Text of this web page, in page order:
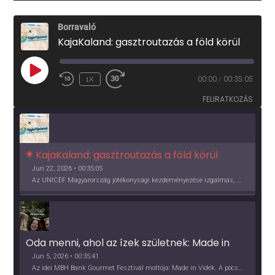
Borravaló
KajaKaland: gasztroutazás a föld körül
PLAY
EPISODE
1X 00:00 / 00:35:05
FELIRATKOZÁS
KajaKaland: gasztroutazás a föld körül
Jun 22, 2026 • 00:35:05
Az UNICEF Magyarország jótékonysági kezdeményezése izgalmas, egész éves világkörüli ízutazásra hív, igazi családi program és gasztroedukáció, illetve segítség a rászorulóknak is egyben.
Oda menni, ahol az ízek születnek: Made in
Vidék, Gourmet Fesztivál 2026
Jun 5, 2026 • 00:35:41
Az idei MBH Bank Gourmet Fesztivál mottója: Made in Vidék. A pócsmegyeri Papi, a mályinkai Iszkor és a szigligeti Villa Kabala tulajdonosai beszélnek arról, hogy mit jelentenek nekik a vidék ízei.